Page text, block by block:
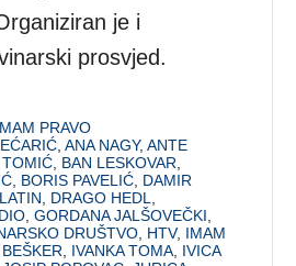
je i
prosvjed.
PRAVO
,ANA NAGY,ANTE
BAN LESKOVAR
BORIS PAVELIĆ DAMIR
DRAGO HEDL
,GORDANA JALŠOVEČKI
DRUŠTVO HTV, IMAM
IVANKA TOMA IVICA